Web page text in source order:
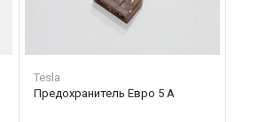
Tesla
Предохранитель Eвро 5 А